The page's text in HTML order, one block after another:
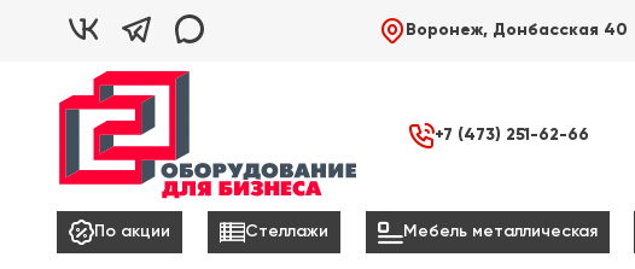
   Воронеж, Донбасская 40
+7 (473) 251-62-66
По акции Стеллажи Мебель металлическая